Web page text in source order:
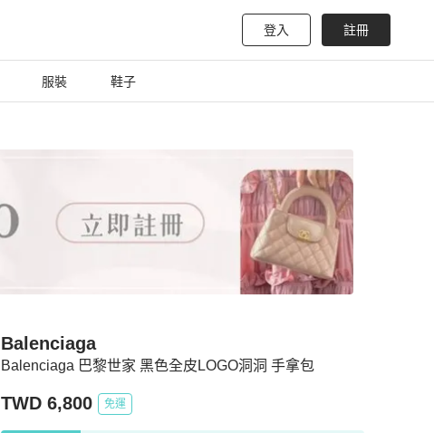
登入 註冊
服裝 鞋子
Balenciaga 巴黎世家 黑色全皮LOGO洞洞 手拿包
Balenciaga
TWD 6,800 免運